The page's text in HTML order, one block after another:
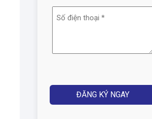
email
(Required)
Số